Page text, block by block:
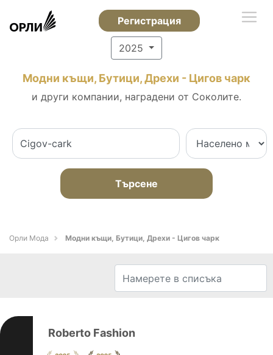
Регистрация
2025
Модни къщи, Бутици, Дрехи - Цигов чарк
и други компании, наградени от Соколите.
Търсене
Орли Мода Модни къщи, Бутици, Дрехи - Цигов чарк
Roberto Fashion